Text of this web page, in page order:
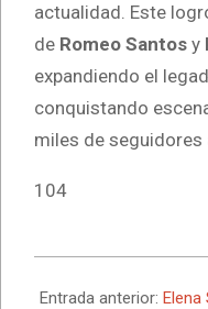
actualidad. Este
de Romeo Santos y
expandiendo el
conquistando
miles de
104
06-
Entrada anterior: